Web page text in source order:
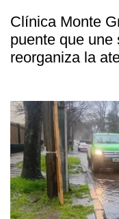
Clínica Monte
puente que une
reorganiza la